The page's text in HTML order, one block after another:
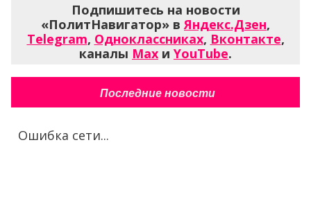
Подпишитесь на новости
«ПолитНавигатор» вЯндекс.Дзен,
Telegram, Одноклассниках, Вконтакте,
каналы Max и YouTube.
Последние новости
Ошибка сети...